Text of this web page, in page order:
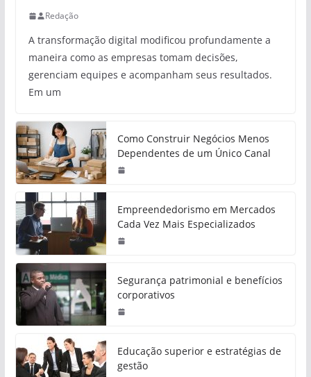
Redação
A transformação digital modificou profundamente a
maneira como as empresas tomam decisões,
gerenciam equipes e acompanham seus resultados.
Em um
Como Construir Negócios Menos
Dependentes de um Único Canal
Empreendedorismo em Mercados
Cada Vez Mais Especializados
Segurança patrimonial e benefícios
corporativos
Educação superior e estratégias de
gestão